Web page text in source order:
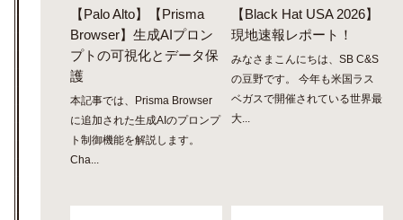
【Palo Alto】【Prisma
Browser】生成AIプロン
プトの可視化とデータ保
護
本記事では、Prisma Browser
に追加された生成AIのプロンプ
ト制御機能を解説します。
Cha...
【Black Hat USA 2026】
現地速報レポート！
みなさまこんにちは、SB C&S
の豆野です。 今年も米国ラス
ベガスで開催されている世界最
大...